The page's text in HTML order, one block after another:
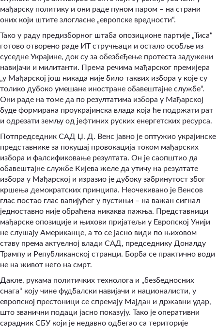
мађарску политику и они раде пуном паром – на страни
оних који штите злогласне „европске вредности“.
Тако у раду предизборног штаба опозиционе партије „Тиса“
готово отворено раде ИТ стручњаци и остало особље из
суседне Украјине, док су за обезбеђење протеста задужени
навијачи и милитанти. Према речима мађарског премијера
„у Мађарској још никада није било таквих избора у које су
толико дубоко умешане иностране обавештајне службе“.
Они раде на томе да по резултатима избора у Мађарској
буде формирана проукрајинска влада која ће подржати рат
и одрезати земљу од јефтиних руских енергетских ресурса.
Потпредседник САД Џ. Д. Венс јавно је оптужио украјинске
представнике за покушај провокација током мађарских
избора и фалсификовање резултата. Он је саопштио да
обавештајне службе Кијева желе да утичу на резултате
избора у Мађарској и изразио је дубоку забринутост због
кршења демократских принципа. Неочекивано је Венсов
глас постао глас вапијућег у пустињи – на важан сигнал
једноставно није обраћена никаква пажња. Представници
мађарске опозиције и њихови пријатељи у Европској Унији
не слушају Американце, а то се јасно види по њиховом
ставу према актуелној влади САД, председнику Доналду
Трампу и Републиканској странци. Борба се практично води
не на живот него на смрт.
Дакле, рукама политичких технолога и „безбедносних
снага“ коју чине фудбалски навијачи и националисти, у
европској престоници се спремају Мајдан и државни удар,
што званични подаци јасно показују. Тако је оперативни
сарадник СБУ који је недавно одбегао са територије